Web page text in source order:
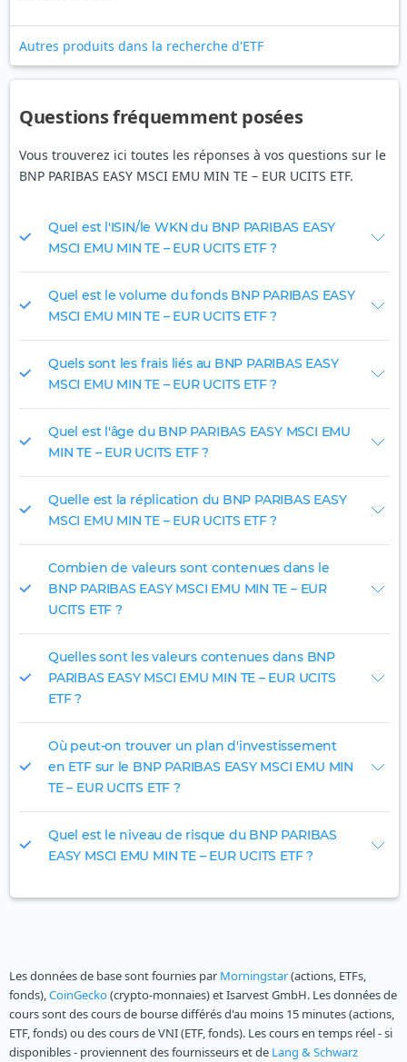
Autres produits dans la recherche d'ETF
Questions fréquemment posées
Vous trouverez ici toutes les réponses à vos questions sur le
BNP PARIBAS EASY MSCI EMU MIN TE – EUR UCITS ETF.
Quel est l'ISIN/le WKN du BNP PARIBAS EASY
MSCI EMU MIN TE – EUR UCITS ETF ?
Quel est le volume du fonds BNP PARIBAS EASY
MSCI EMU MIN TE – EUR UCITS ETF ?
Quels sont les frais liés au BNP PARIBAS EASY
MSCI EMU MIN TE – EUR UCITS ETF ?
Quel est l'âge du BNP PARIBAS EASY MSCI EMU
MIN TE – EUR UCITS ETF ?
Quelle est la réplication du BNP PARIBAS EASY
MSCI EMU MIN TE – EUR UCITS ETF ?
Combien de valeurs sont contenues dans le
BNP PARIBAS EASY MSCI EMU MIN TE – EUR
UCITS ETF ?
Quelles sont les valeurs contenues dans BNP
PARIBAS EASY MSCI EMU MIN TE – EUR UCITS
ETF ?
Où peut-on trouver un plan d'investissement
en ETF sur le BNP PARIBAS EASY MSCI EMU MIN
TE – EUR UCITS ETF ?
Quel est le niveau de risque du BNP PARIBAS
EASY MSCI EMU MIN TE – EUR UCITS ETF ?
Les données de base sont fournies par Morningstar(actions, ETFs,
fonds),CoinGecko(crypto-monnaies) et Isarvest GmbH. Les données de
cours sont des cours de bourse différés d'au moins 15 minutes (actions,
ETF, fonds) ou des cours de VNI (ETF, fonds). Les cours en temps réel - si
disponibles - proviennent des fournisseurs et de Lang & Schwarz